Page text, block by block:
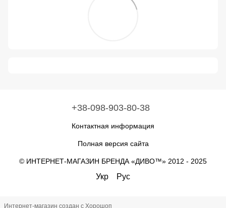
+38-098-903-80-38
Контактная информация
Полная версия сайта
© ИНТЕРНЕТ-МАГАЗИН БРЕНДА «ДИВО™» 2012 - 2025
Укр Рус
Интернет-магазин создан с Хорошоп